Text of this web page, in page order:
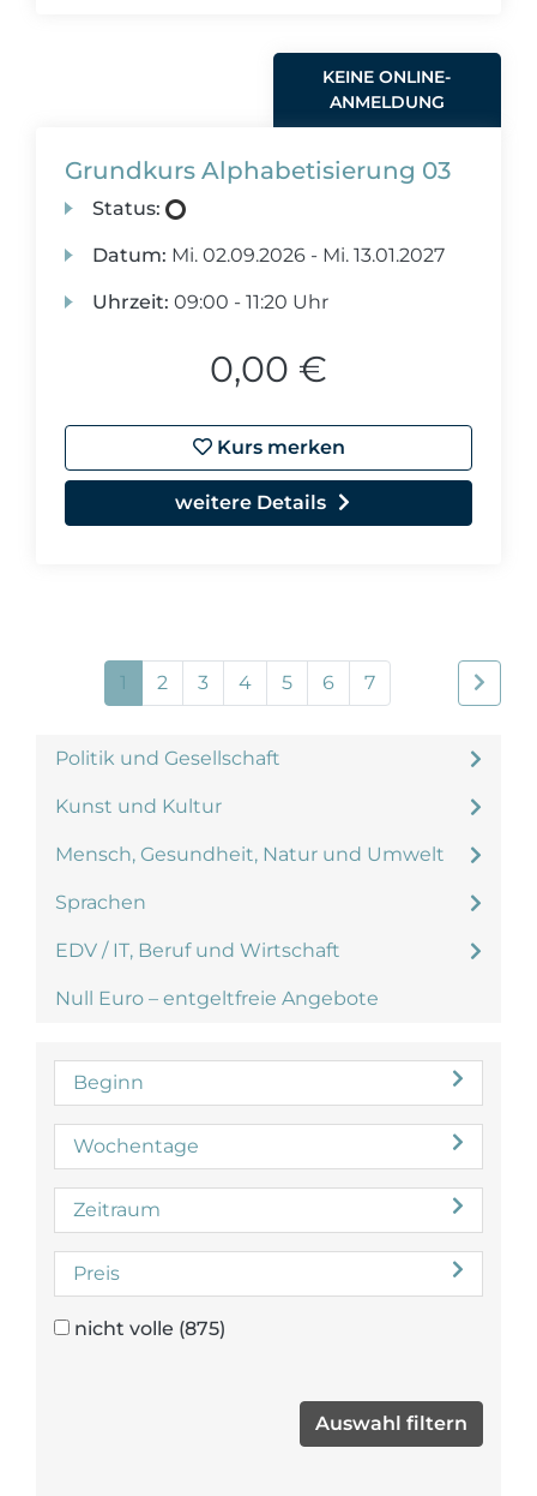
Politik und Gesellschaft
Kunst und Kultur
Mensch, Gesundheit, Natur und Umwelt
Sprachen
EDV / IT, Beruf und Wirtschaft
Null Euro – entgeltfreie Angebote
Beginn
Wochentage
Zeitraum
Preis
nicht volle (875)
KEINE ONLINE-
ANMELDUNG
Grundkurs Alphabetisierung 03
Status:
Datum: Mi. 02.09.2026 - Mi. 13.01.2027
Uhrzeit: 09:00 - 11:20 Uhr
0,00 €
Kurs merken
weitere Details
1 2 3 4 5 6 7